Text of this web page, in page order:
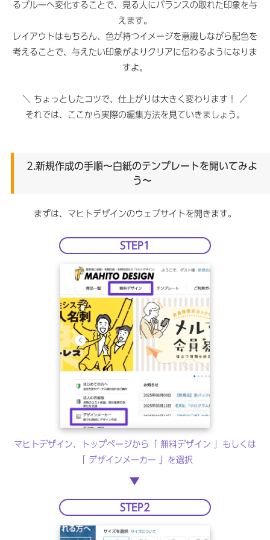
るブルーへ変化することで、見る人にバランスの取れた印象を与
えます。
レイアウトはもちろん、色が持つイメージを意識しながら配色を
考えることで、与えたい印象がよりクリアに伝わるようになりま
すよ。
＼ ちょっとしたコツで、仕上がりは大きく変わります！ ／
それでは、ここから実際の編集方法を見ていきましょう。
2.新規作成の手順〜白紙のテンプレートを開いてみよ
う〜
まずは、マヒトデザインのウェブサイトを開きます。
STEP1
マヒトデザイン、トップページから「 無料デザイン 」もしくは
「 デザインメーカー 」を選択
▶︎
STEP2